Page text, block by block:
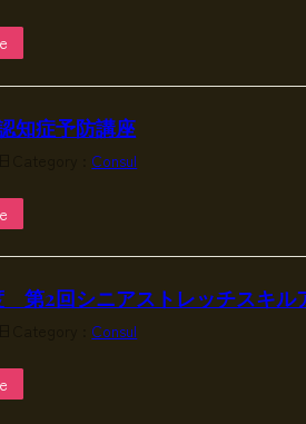
知症予防講座
Consul
第2回シニアストレッチスキル
Consul